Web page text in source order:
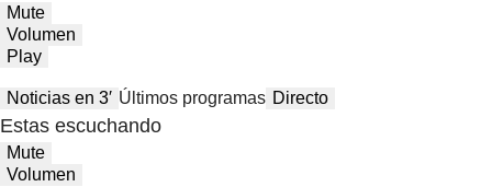
Mute
Volumen
Play
Noticias en 3′ Últimos programas Directo
Estas escuchando
Mute
Volumen